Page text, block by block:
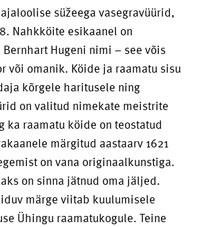
süžeega vasegravüürid,
Nahkköite esikaanel on
Hugeni nimi – see võis
või omanik. Köide ja raamatu sisu
kõrgele haritusele ning
on valitud nimekate meistrite
ka raamatu köide on teostatud
märgitud aastaarv 1621
on vana originaalkunstiga.
on sinna jätnud oma jäljed.
märge viitab kuulumisele
Ühingu raamatukogule. Teine